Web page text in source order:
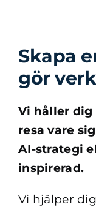
innehållet
Skapa
gör
Vi håller dig
resa vare
AI-strategi
inspirerad.
Vi hjälper